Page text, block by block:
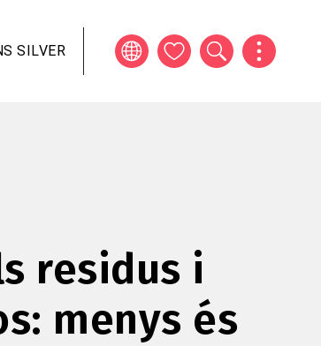
SILVER
residus i
menys és